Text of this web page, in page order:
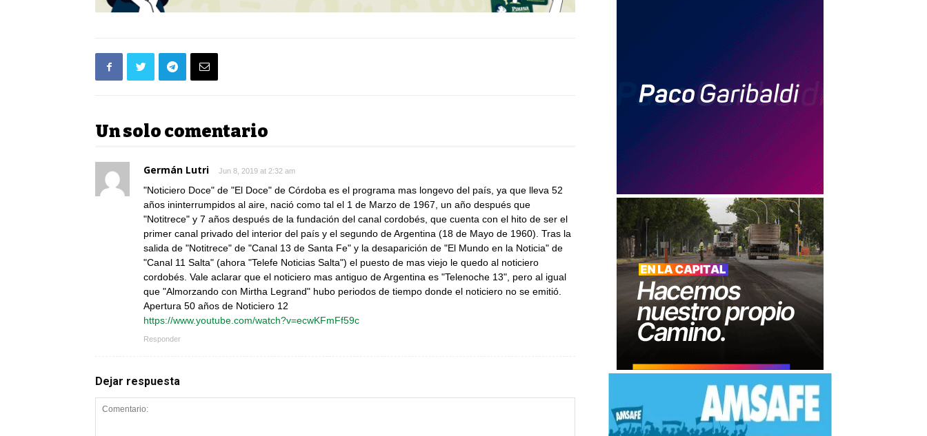
Un solo comentario
Germán Lutri Jun 8, 2019 at 2:32 am
"Noticiero Doce" de "El Doce" de Córdoba es el programa mas longevo del país, ya que lleva 52
años ininterrumpidos al aire, nació como tal el 1 de Marzo de 1967, un año después que
"Notitrece" y 7 años después de la fundación del canal cordobés, que cuenta con el hito de ser el
primer canal privado del interior del país y el segundo de Argentina (18 de Mayo de 1960). Tras la
salida de "Notitrece" de "Canal 13 de Santa Fe" y la desaparición de "El Mundo en la Noticia" de
"Canal 11 Salta" (ahora "Telefe Noticias Salta") el puesto de mas viejo le quedo al noticiero
cordobés. Vale aclarar que el noticiero mas antiguo de Argentina es "Telenoche 13", pero al igual
que "Almorzando con Mirtha Legrand" hubo periodos de tiempo donde el noticiero no se emitió.
Apertura 50 años de Noticiero 12
https://www.youtube.com/watch?v=ecwKFmFf59c
Responder
Dejar respuesta